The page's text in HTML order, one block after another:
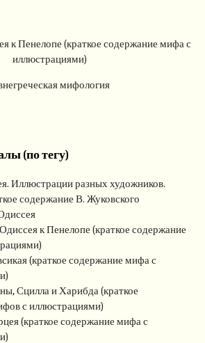
к Пенелопе (краткое содержание мифа с
иллюстрациями)
мифология
(по тегу)
Иллюстрации разных художников.
содержание В. Жуковского
к Пенелопе (краткое содержание
(краткое содержание мифа с
Сцилла и Харибда (краткое
с иллюстрациями)
(краткое содержание мифа с